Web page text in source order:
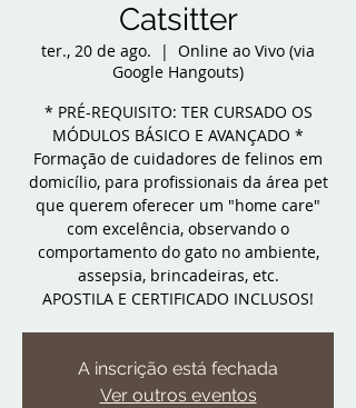
Catsitter
ter., 20 de ago.
  |
Online ao Vivo (via
Google Hangouts)
* PRÉ-REQUISITO: TER CURSADO OS
MÓDULOS BÁSICO E AVANÇADO *
Formação de cuidadores de felinos em
domicílio, para profissionais da área pet
que querem oferecer um "home care"
com excelência, observando o
comportamento do gato no ambiente,
assepsia, brincadeiras, etc.
APOSTILA E CERTIFICADO INCLUSOS!
A inscrição está fechada
Ver outros eventos